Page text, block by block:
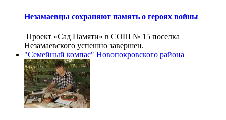
Незамаевцы сохраняют память о героях войны
Проект «Сад Памяти» в СОШ № 15 поселка
Незамаевского успешно завершен.
"Семейный компас" Новопокровского района